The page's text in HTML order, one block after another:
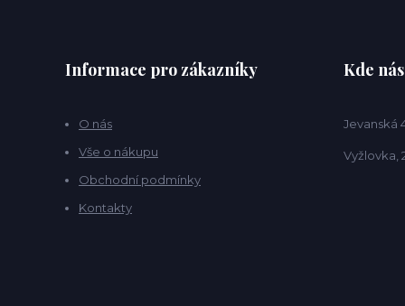
Informace pro zákazníky
O nás
Vše o nákupu
Obchodní podmínky
Kontakty
Kde
Jevanská
Vyžlovka,